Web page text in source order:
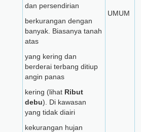
dan persendirian
berkurangan dengan
banyak. Biasanya tanah
atas
yang kering dan
berderai terbang ditiup
angin panas
kering (lihat Ribut
debu). Di kawasan
yang tidak diairi
kekurangan hujan
UMUM